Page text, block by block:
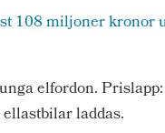
108 miljoner kronor
elfordon.
laddas.